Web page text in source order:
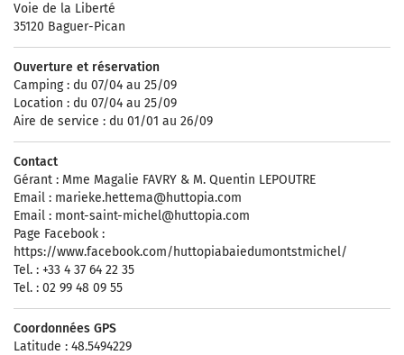
Voie de la Liberté
35120 Baguer-Pican
Ouverture et réservation
Camping : du 07/04 au 25/09
Location : du 07/04 au 25/09
Aire de service : du 01/01 au 26/09
Contact
Gérant : Mme Magalie FAVRY & M. Quentin LEPOUTRE
Email : marieke.hettema@huttopia.com
Email : mont-saint-michel@huttopia.com
Page Facebook :
https://www.facebook.com/huttopiabaiedumontstmichel/
Tel. : +33 4 37 64 22 35
Tel. : 02 99 48 09 55
Coordonnées GPS
Latitude : 48.5494229